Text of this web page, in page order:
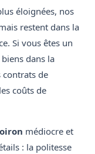
éloignées, nos
restent dans la
Si vous êtes un
dans la
contrats de
coûts de
médiocre et
: la politesse